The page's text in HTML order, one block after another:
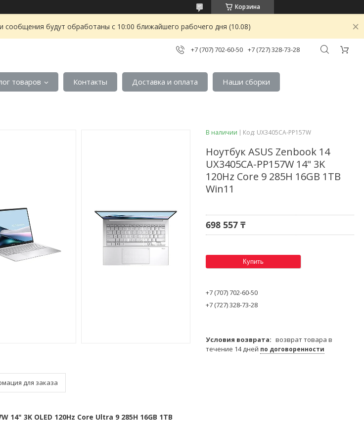
Корзина
сообщения будут обработаны с 10:00 ближайшего рабочего дня (10.08)
+7 (707) 702-60-50 +7 (727) 328-73-28
товаров Контакты Доставка и оплата Наши сборки
для заказа
14" 3K OLED 120Hz Core Ultra 9 285H 16GB 1TB
В наличии Код: UX3405CA-PP157W
Ноутбук ASUS Zenbook 14
UX3405CA-PP157W 14" 3K
120Hz Core 9 285H 16GB 1TB
Win11
698 557 ₸
Купить
+7 (707) 702-60-50
+7 (727) 328-73-28
возврат товара в
течение 14 дней по договоренности